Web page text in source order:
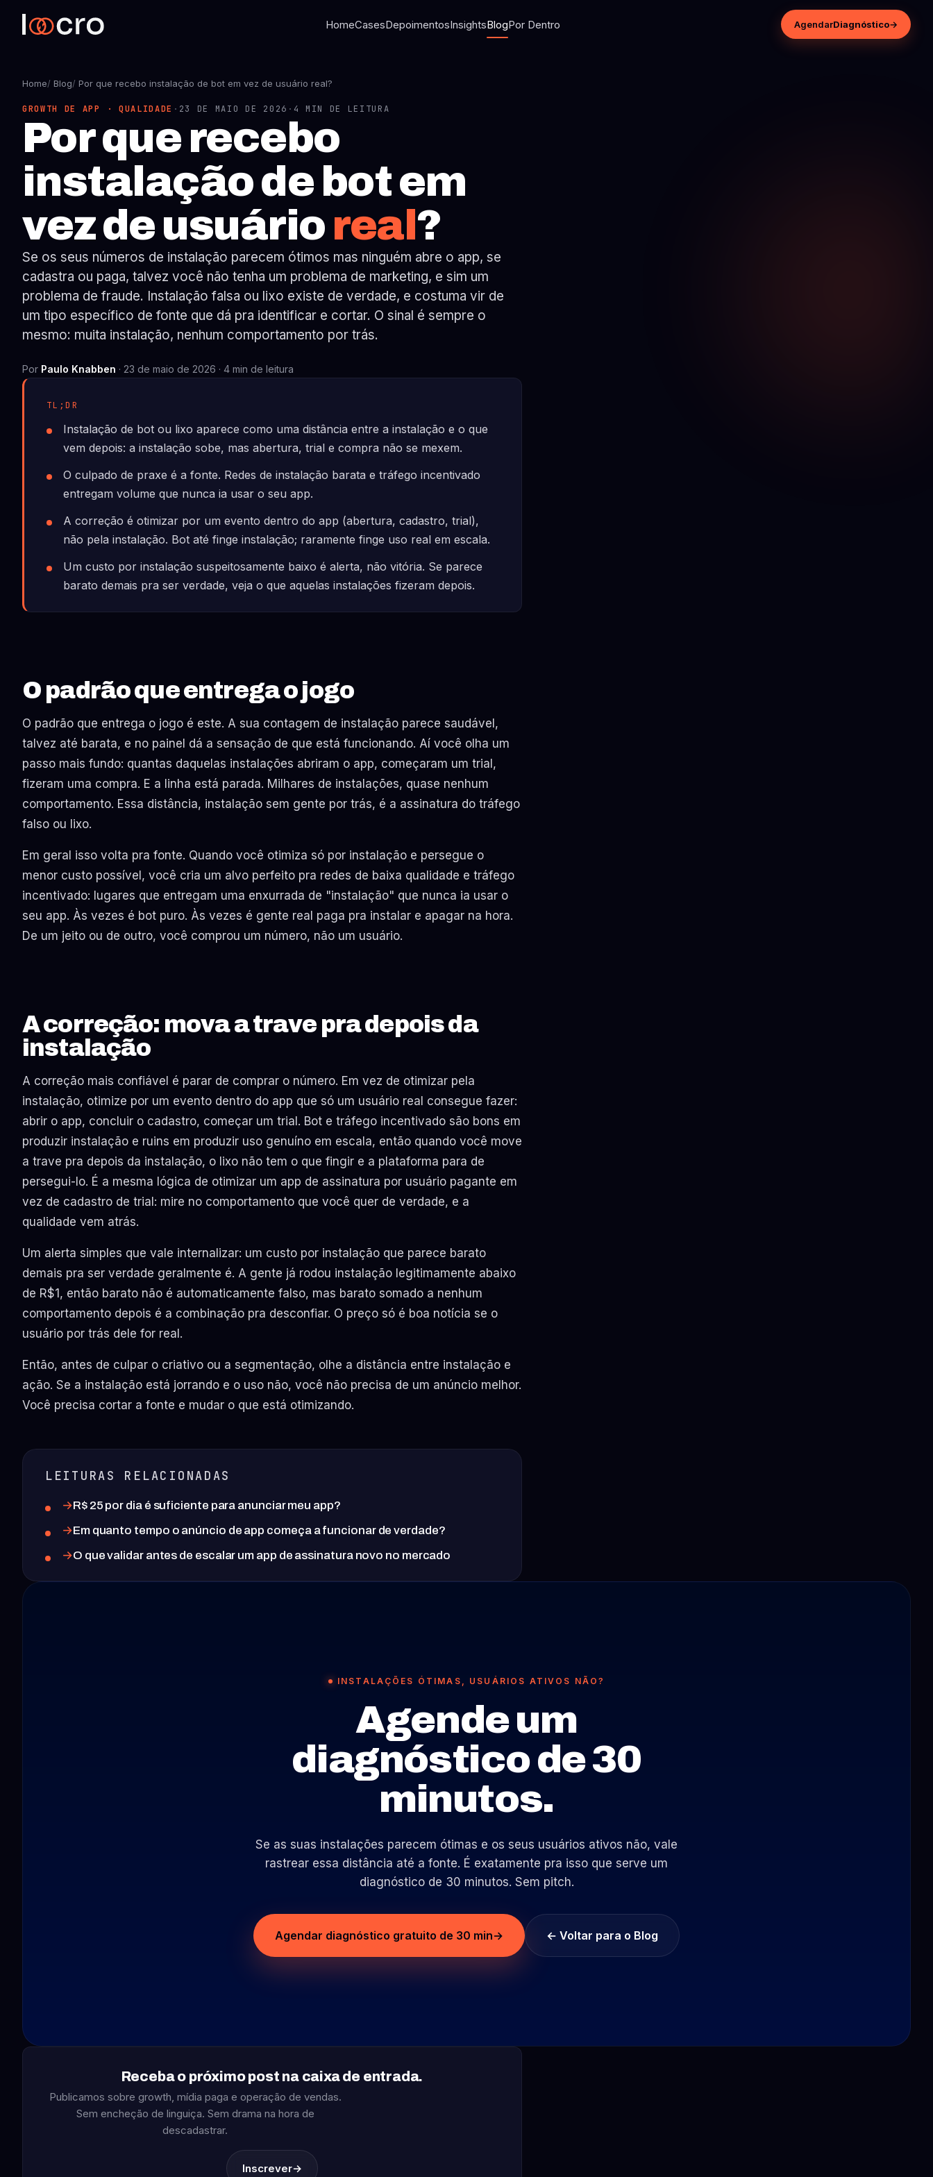
HomeCasesDepoimentosInsightsBlogPor Dentro AgendarDiagnóstico→
Home/ Blog/ Por que recebo instalação de bot em vez de usuário real?
GROWTH DE APP · QUALIDADE · 23 DE MAIO DE 2026 · 4 MIN DE LEITURA
Por que recebo
instalação de bot em
vez de usuário real ?
Se os seus números de instalação parecem ótimos mas ninguém abre o app, se
cadastra ou paga, talvez você não tenha um problema de marketing, e sim um
problema de fraude. Instalação falsa ou lixo existe de verdade, e costuma vir de
um tipo específico de fonte que dá pra identificar e cortar. O sinal é sempre o
mesmo: muita instalação, nenhum comportamento por trás.
Por Paulo Knabben · 23 de maio de 2026 · 4 min de leitura
TL;DR
Instalação de bot ou lixo aparece como uma distância entre a instalação e o que
vem depois: a instalação sobe, mas abertura, trial e compra não se mexem.
O culpado de praxe é a fonte. Redes de instalação barata e tráfego incentivado
entregam volume que nunca ia usar o seu app.
A correção é otimizar por um evento dentro do app (abertura, cadastro, trial),
não pela instalação. Bot até finge instalação; raramente finge uso real em escala.
Um custo por instalação suspeitosamente baixo é alerta, não vitória. Se parece
barato demais pra ser verdade, veja o que aquelas instalações fizeram depois.
O padrão que entrega o jogo
O padrão que entrega o jogo é este. A sua contagem de instalação parece saudável,
talvez até barata, e no painel dá a sensação de que está funcionando. Aí você olha um
passo mais fundo: quantas daquelas instalações abriram o app, começaram um trial,
fizeram uma compra. E a linha está parada. Milhares de instalações, quase nenhum
comportamento. Essa distância, instalação sem gente por trás, é a assinatura do tráfego
falso ou lixo.
Em geral isso volta pra fonte. Quando você otimiza só por instalação e persegue o
menor custo possível, você cria um alvo perfeito pra redes de baixa qualidade e tráfego
incentivado: lugares que entregam uma enxurrada de "instalação" que nunca ia usar o
seu app. Às vezes é bot puro. Às vezes é gente real paga pra instalar e apagar na hora.
De um jeito ou de outro, você comprou um número, não um usuário.
A correção: mova a trave pra depois da
instalação
A correção mais confiável é parar de comprar o número. Em vez de otimizar pela
instalação, otimize por um evento dentro do app que só um usuário real consegue fazer:
abrir o app, concluir o cadastro, começar um trial. Bot e tráfego incentivado são bons em
produzir instalação e ruins em produzir uso genuíno em escala, então quando você move
a trave pra depois da instalação, o lixo não tem o que fingir e a plataforma para de
persegui-lo. É a mesma lógica de otimizar um app de assinatura por usuário pagante em
vez de cadastro de trial: mire no comportamento que você quer de verdade, e a
qualidade vem atrás.
Um alerta simples que vale internalizar: um custo por instalação que parece barato
demais pra ser verdade geralmente é. A gente já rodou instalação legitimamente abaixo
de R$1, então barato não é automaticamente falso, mas barato somado a nenhum
comportamento depois é a combinação pra desconfiar. O preço só é boa notícia se o
usuário por trás dele for real.
Então, antes de culpar o criativo ou a segmentação, olhe a distância entre instalação e
ação. Se a instalação está jorrando e o uso não, você não precisa de um anúncio melhor.
Você precisa cortar a fonte e mudar o que está otimizando.
LEITURAS RELACIONADAS
R$ 25 por dia é suficiente para anunciar meu app?
Em quanto tempo o anúncio de app começa a funcionar de verdade?
O que validar antes de escalar um app de assinatura novo no mercado
INSTALAÇÕES ÓTIMAS, USUÁRIOS ATIVOS NÃO?
Agende um
diagnóstico de 30
minutos.
Se as suas instalações parecem ótimas e os seus usuários ativos não, vale
rastrear essa distância até a fonte. É exatamente pra isso que serve um
diagnóstico de 30 minutos. Sem pitch.
Agendar diagnóstico gratuito de 30 min→ ← Voltar para o Blog
Receba o próximo post na caixa de entrada.
Publicamos sobre growth, mídia paga e operação de vendas.
Sem encheção de linguiça. Sem drama na hora de
descadastrar.
Inscrever→